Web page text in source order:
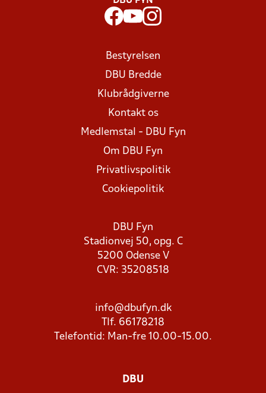
Bestyrelsen
DBU Bredde
Klubrådgiverne
Kontakt os
Medlemstal - DBU Fyn
Om DBU Fyn
Privatlivspolitik
Cookiepolitik
DBU Fyn
Stadionvej 50, opg. C
5200 Odense V
CVR: 35208518
info@dbufyn.dk
Tlf. 66178218
Telefontid: Man-fre 10.00-15.00.
DBU